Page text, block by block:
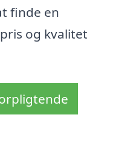
finde en
og kvalitet